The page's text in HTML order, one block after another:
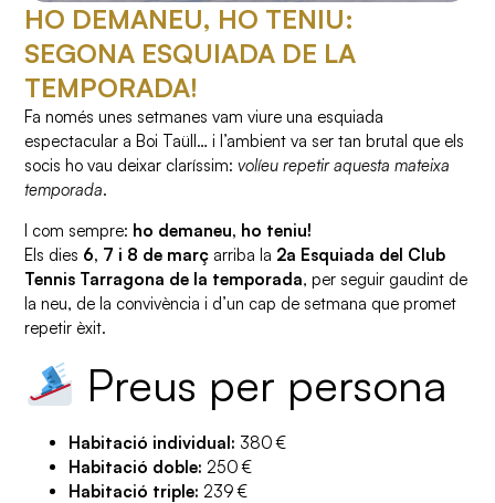
HO DEMANEU, HO TENIU:
SEGONA ESQUIADA DE LA
TEMPORADA!
Fa només unes setmanes vam viure una esquiada
espectacular a Boi Taüll… i l’ambient va ser tan brutal que els
socis ho vau deixar claríssim:volíeu repetir aquesta mateixa
temporada.
I com sempre: ho demaneu, ho teniu!
Els dies 6, 7 i 8 de març arriba la 2a Esquiada del Club
Tennis Tarragona de la temporada, per seguir gaudint de
la neu, de la convivència i d’un cap de setmana que promet
repetir èxit.
Preus per persona
Habitació individual: 380 €
Habitació doble: 250 €
Habitació triple: 239 €